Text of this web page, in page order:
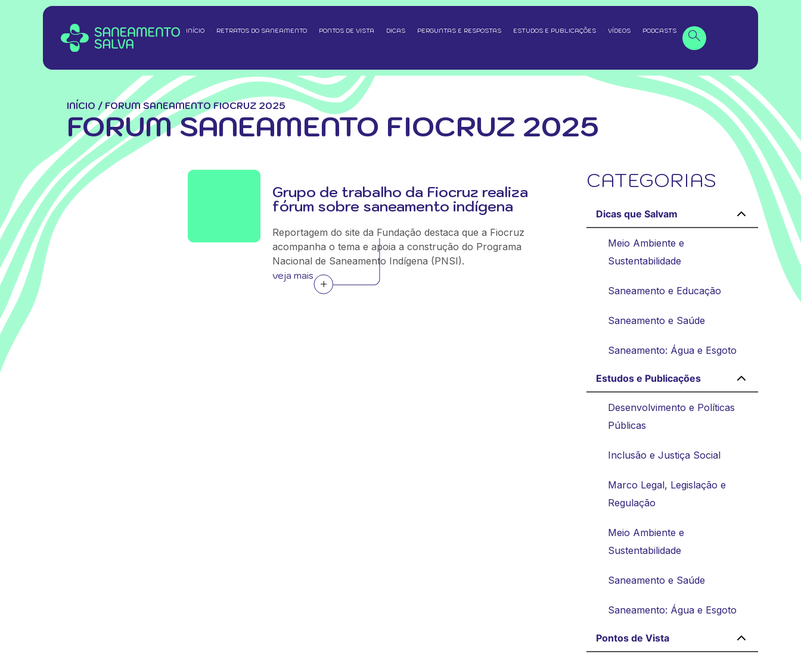
INÍCIO RETRATOS DO SANEAMENTO PONTOS DE VISTA DICAS PERGUNTAS E RESPOSTAS ESTUDOS E PUBLICAÇÕES VÍDEOS PODCASTS
INÍCIO / FORUM SANEAMENTO FIOCRUZ 2025
FORUM SANEAMENTO FIOCRUZ 2025
Grupo de trabalho da Fiocruz realiza
fórum sobre saneamento indígena
Reportagem do site da Fundação destaca que a Fiocruz
acompanha o tema e apoia a construção do Programa
Nacional de Saneamento Indígena (PNSI).
veja mais
CATEGORIAS
Dicas que Salvam
Meio Ambiente e
Sustentabilidade
Saneamento e Educação
Saneamento e Saúde
Saneamento: Água e Esgoto
Estudos e Publicações
Desenvolvimento e Políticas
Públicas
Inclusão e Justiça Social
Marco Legal, Legislação e
Regulação
Meio Ambiente e
Sustentabilidade
Saneamento e Saúde
Saneamento: Água e Esgoto
Pontos de Vista